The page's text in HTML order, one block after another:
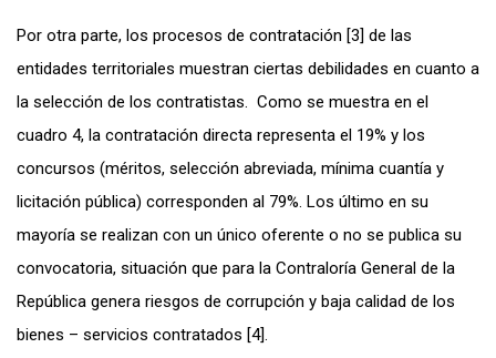
Por otra parte, los procesos de contratación [3] de las
entidades territoriales muestran ciertas debilidades en cuanto a
la selección de los contratistas. Como se muestra en el
cuadro 4, la contratación directa representa el 19% y los
concursos (méritos, selección abreviada, mínima cuantía y
licitación pública) corresponden al 79%. Los último en su
mayoría se realizan con un único oferente o no se publica su
convocatoria, situación que para la Contraloría General de la
República genera riesgos de corrupción y baja calidad de los
bienes – servicios contratados [4].